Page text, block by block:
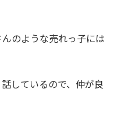
のような売れっ子には
しているので、仲が良